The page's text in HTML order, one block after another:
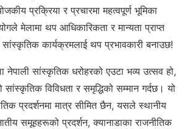
प्रक्रिया र प्रचारमा महत्वपूर्ण भूमिका
मेलामा थप आधिकारिकता र मान्यता प्राप्त
कार्यक्रमलाई थप प्रभावकारी बनाउछ!
नेपाली सांस्कृतिक धरोहरको एउटा भव्य उत्सव हो,
विविधता र समृद्धिको सम्मान गर्दछ। यो
प्रदर्शनमा मात्र सीमित छैन, यसले स्थानीय
समूहहरूको प्रदर्शन, क्यानाडाका राजनीतिक